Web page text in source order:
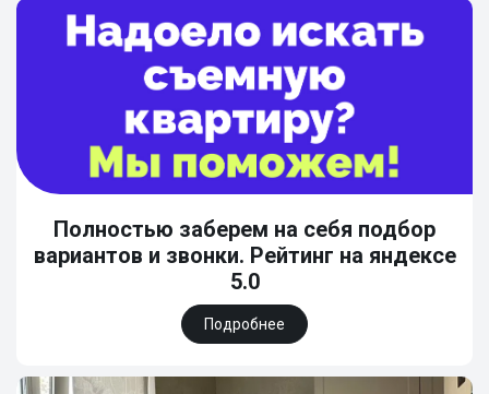
Полностью заберем на себя подбор
вариантов и звонки. Рейтинг на яндексе
5.0
Подробнее